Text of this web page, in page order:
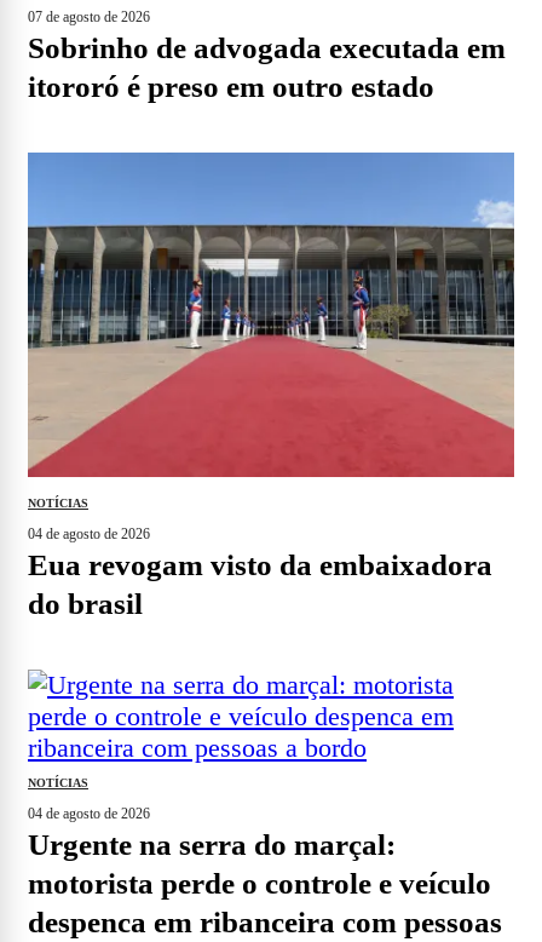
07 de agosto de 2026
sobrinho de advogada executada em
itororó é preso em outro estado
NOTÍCIAS
04 de agosto de 2026
eua revogam visto da embaixadora
do brasil
NOTÍCIAS
04 de agosto de 2026
urgente na serra do marçal:
motorista perde o controle e veículo
despenca em ribanceira com pessoas